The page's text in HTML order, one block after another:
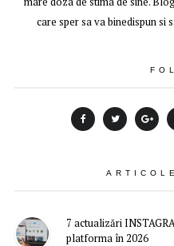
care sper sa va binedispun si
7 actualizări
platforma în 2026